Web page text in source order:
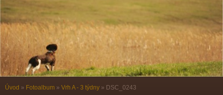
Úvod » Fotoalbum » Vrh A - 3 týdny » DSC_0243